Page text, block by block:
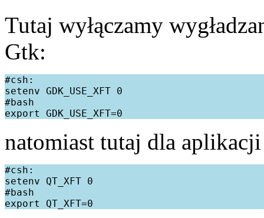
Tutaj wyłączamy
Gtk:
#csh:
setenv GDK_USE_XFT 0
#bash
natomiast tutaj dla
#csh:
setenv QT_XFT 0
#bash